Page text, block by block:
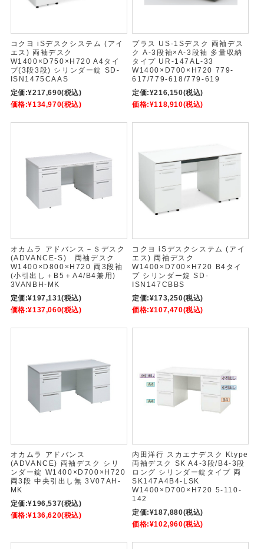
コクヨ iSデスクシステム (アイ
エス) 両袖デスク
W1400×D750×H720 A4タイ
プ(3段3段) シリンダー錠 SD-
ISN1475CAAS
定価:¥217,690(税込)
価格:¥134,970(税込)
プラス US-1Sデスク 両袖デス
ク A-3段袖×A-3段袖 多量収納
タイプ UR-147AL-33
W1400×D700×H720 779-
617/779-618/779-619
定価:¥216,150(税込)
価格:¥118,910(税込)
オカムラ アドバンス－Ｓデスク
(ADVANCE-S) 両袖デスク
W1400×D800×H720 両3段袖
(小引出し＋B5＋A4/B4兼用)
3VANBH-MK
定価:¥197,131(税込)
価格:¥137,060(税込)
コクヨ iSデスクシステム (アイ
エス) 両袖デスク
W1400×D700×H720 B4タイ
プ シリンダー錠 SD-
ISN147CBBS
定価:¥173,250(税込)
価格:¥107,470(税込)
オカムラ アドバンス
(ADVANCE) 両袖デスク シリ
ンダー錠 W1400×D700×H720
両3段 中央引出し無 3V07AH-
MK
定価:¥196,537(税込)
価格:¥136,620(税込)
内田洋行 スカエナデスク Ktype
両袖デスク SK A4-3段/B4-3段
ロング シリンダー錠タイプ 両
SK147A4B4-LSK
W1400×D700×H720 5-110-
142
定価:¥187,880(税込)
価格:¥102,960(税込)